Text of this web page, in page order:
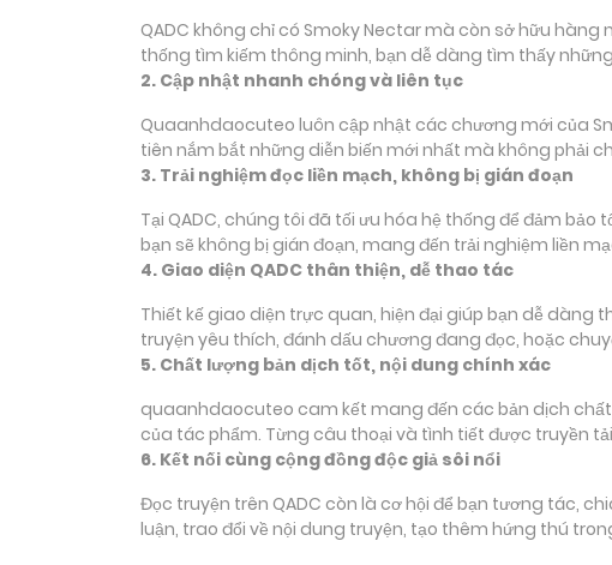
QADC không chỉ có Smoky Nectar mà còn sở hữu hàng
thống tìm kiếm thông minh, bạn dễ dàng tìm thấy
2. Cập nhật nhanh chóng và liên tục
Quaanhdaocuteo luôn cập nhật các chương mới của
tiên nắm bắt những diễn biến mới nhất mà không phải
3. Trải nghiệm đọc liền mạch, không bị gián đoạn
Tại QADC, chúng tôi đã tối ưu hóa hệ thống để đảm
bạn sẽ không bị gián đoạn, mang đến trải nghiệm liền
4. Giao diện QADC thân thiện, dễ thao tác
Thiết kế giao diện trực quan, hiện đại giúp bạn dễ
truyện yêu thích, đánh dấu chương đang đọc, hoặc
5. Chất lượng bản dịch tốt, nội dung chính xác
quaanhdaocuteo cam kết mang đến các bản dịch
của tác phẩm. Từng câu thoại và tình tiết được truyền
6. Kết nối cùng cộng đồng độc giả sôi nổi
Đọc truyện trên QADC còn là cơ hội để bạn tương tác,
luận, trao đổi về nội dung truyện, tạo thêm hứng thú